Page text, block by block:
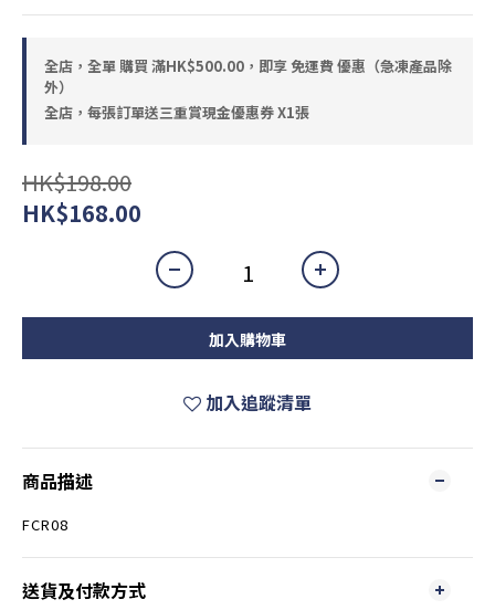
全店，全單 購買 滿HK$500.00，即享 免運費 優惠（急凍產品除
外）
全店，每張訂單送三重賞現金優惠券 X1張
HK$198.00
HK$168.00
加入購物車
加入追蹤清單
商品描述
FCR08
送貨及付款方式